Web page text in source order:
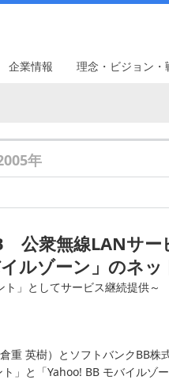
企業情報 理念・ビジョン・
年
公衆無線LANサー
ルゾーン」のネッ
ト」としてサービス継続提供～
英樹）とソフトバンクBB株
」と「Yahoo! BB モバイルゾ